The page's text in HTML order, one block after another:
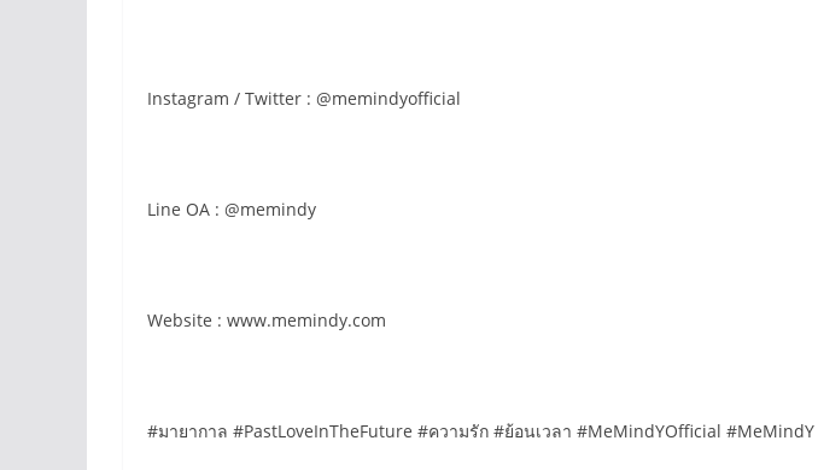
Instagram / Twitter : @memindyofficial
Line OA : @memindy
Website : www.memindy.com
#มายากาล #PastLoveInTheFuture #ความรัก #ย้อนเวลา #MeMindYOfficial #MeMindY